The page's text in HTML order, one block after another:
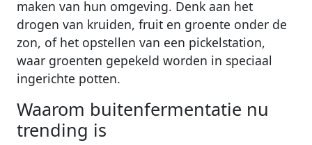
maken van hun omgeving. Denk aan het
drogen van kruiden, fruit en groente onder de
zon, of het opstellen van een pickelstation,
waar groenten gepekeld worden in speciaal
ingerichte potten.
Waarom buitenfermentatie nu
trending is